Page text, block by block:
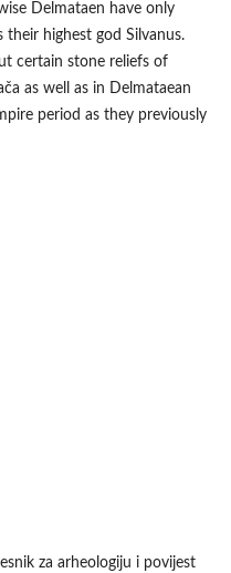
Delmataen have only
their highest god Silvanus.
certain stone reliefs of
as well as in Delmataean
period as they previously
za arheologiju i povijest